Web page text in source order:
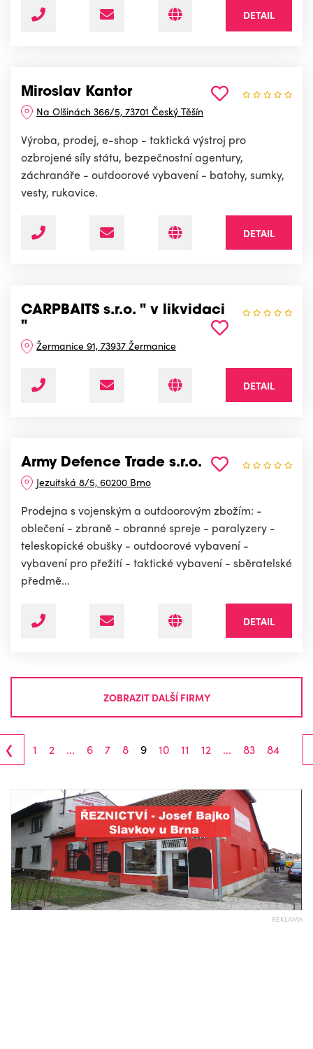
DETAIL
Miroslav Kantor
Na Olšinách 366/5, 73701 Český Těšín
Výroba, prodej, e-shop - taktická výstroj pro
ozbrojené síly státu, bezpečnostní agentury,
záchranáře - outdoorové vybavení - batohy, sumky,
vesty, rukavice.
DETAIL
CARPBAITS s.r.o. " v likvidaci
"
Žermanice 91, 73937 Žermanice
DETAIL
Army Defence Trade s.r.o.
Jezuitská 8/5, 60200 Brno
Prodejna s vojenským a outdoorovým zbožím: -
oblečení - zbraně - obranné spreje - paralyzery -
teleskopické obušky - outdoorové vybavení -
vybavení pro přežití - taktické vybavení - sběratelské
předmě...
DETAIL
ZOBRAZIT DALŠÍ FIRMY
‹ 1 2 ... 6 7 8 9 10 11 12 ... 83 84
REKLAMA